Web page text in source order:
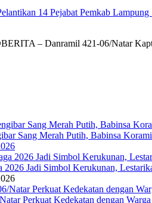
14 Pejabat Pemkab
– Danramil 421-06/Natar
Sang Merah Putih, Babinsa
2026 Jadi Simbol Kerukunan,
Perkuat Kedekatan dengan